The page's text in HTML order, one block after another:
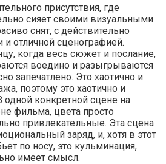
присутствия, где
сияет своими визуальными
снят, с действительно
отличной сценографией.
когда весь сюжет и послание,
воедино и разыгрываются
запечатлено. Это хаотично и
поэтому это хаотично и
одной конкретной сцене на
фильма, цвета просто
привлекательные. Эта сцена
заряд, и, хотя в этот
по носу, это кульминация,
имеет смысл.